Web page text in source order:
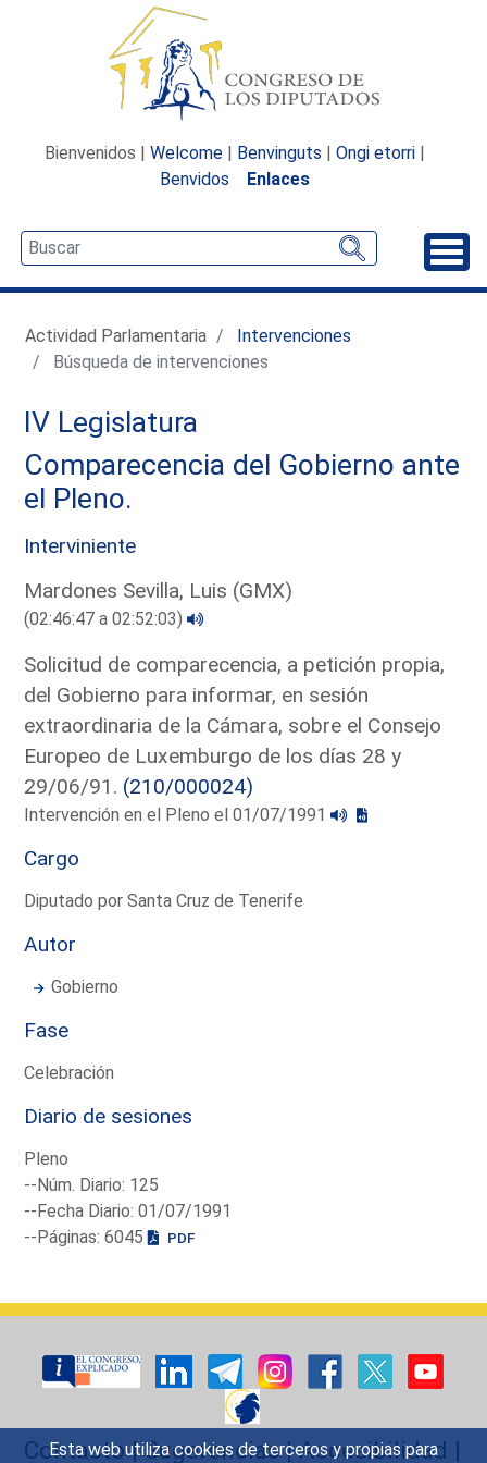
Esta web utiliza cookies de terceros y propias para
Bienvenidos | Welcome | Benvinguts | Ongi etorri |
Benvidos
Enlaces
Actividad Parlamentaria
Intervenciones
Búsqueda de intervenciones
IV Legislatura
Comparecencia del Gobierno ante
el Pleno.
Interviniente
Mardones Sevilla, Luis (GMX)
(02:46:47 a 02:52:03)
Solicitud de comparecencia, a petición propia,
del Gobierno para informar, en sesión
extraordinaria de la Cámara, sobre el Consejo
Europeo de Luxemburgo de los días 28 y
29/06/91. (210/000024)
Intervención en el Pleno el 01/07/1991
Cargo
Diputado por Santa Cruz de Tenerife
Autor
Gobierno
Fase
Celebración
Diario de sesiones
Pleno
--Núm. Diario: 125
--Fecha Diario: 01/07/1991
--Páginas: 6045
PDF
Contacto|Sugerencias|Accesibilidad |